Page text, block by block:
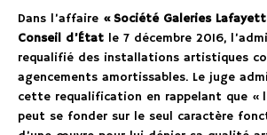
Dans l’affaire « Société Galeries
Conseil d’État le 7 décembre 2016,
requalifié des installations artistiques
agencements amortissables. Le juge
cette requalification en rappelant que «
peut se fonder sur le seul caractère